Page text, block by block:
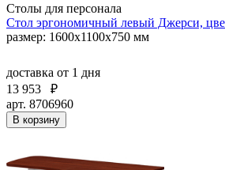
Столы для персонала
Стол эргономичный левый Джерси,
размер: 1600x1100x750 мм
доставка от 1 дня
13 953
₽
арт. 8706960
В корзину